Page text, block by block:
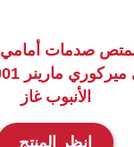
ممتص صدمات
الأنبوب غاز
انظر المنتج